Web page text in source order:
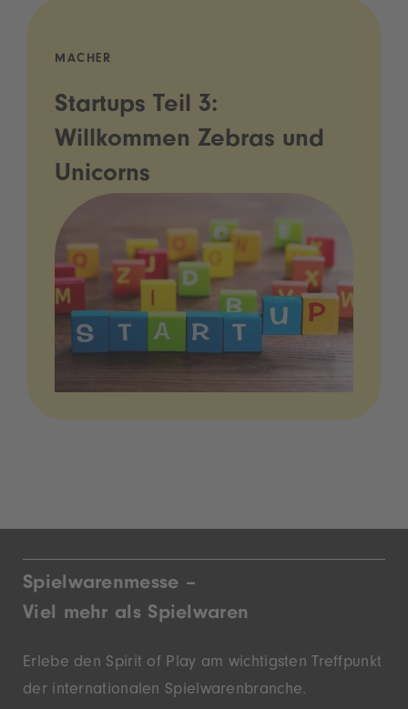
MACHER
Startups Teil 3:
Willkommen Zebras und
Unicorns
Spielwarenmesse –
Viel mehr als Spielwaren
Erlebe den Spirit of Play am wichtigsten Treffpunkt
der inter­nationalen Spielwaren­branche.